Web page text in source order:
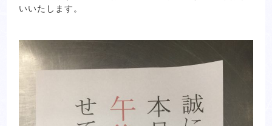
いいたします。